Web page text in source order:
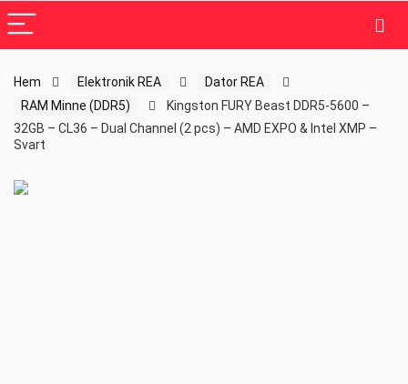
Hem Elektronik REA
Dator REA
RAM Minne (DDR5)
Kingston FURY Beast DDR5-5600 –
32GB – CL36 – Dual Channel (2 pcs) – AMD EXPO & Intel XMP –
Svart